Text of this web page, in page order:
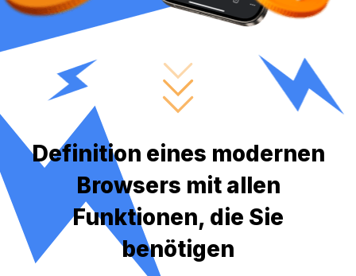
Definition eines modernen
Browsers mit allen
Funktionen, die Sie
benötigen